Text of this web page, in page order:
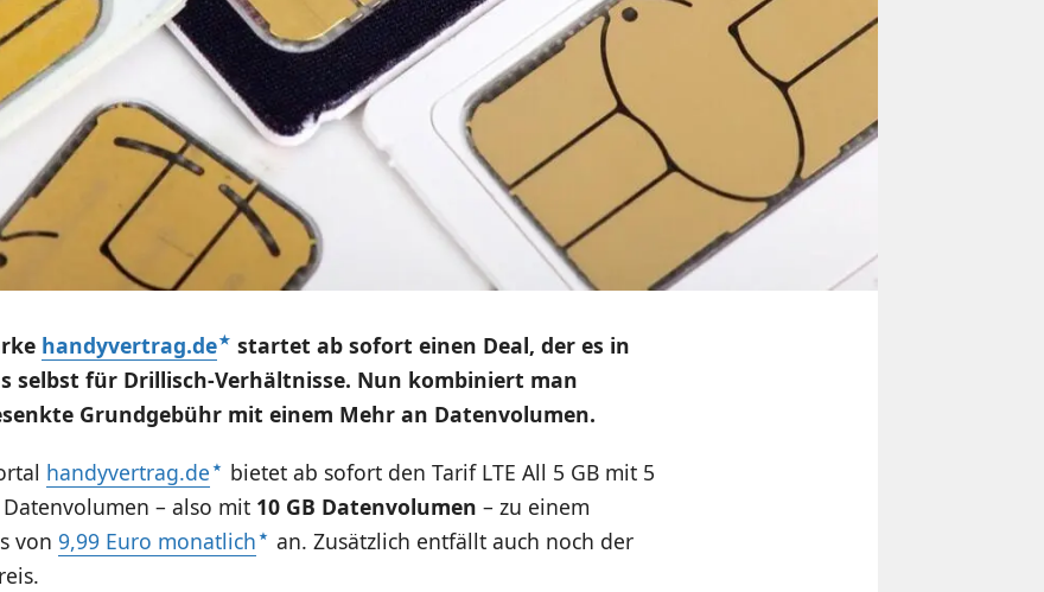
handyvertrag.de
startet ab sofort einen Deal, der es in
selbst für Drillisch-Verhältnisse. Nun kombiniert man
Grundgebühr mit einem Mehr an Datenvolumen.
handyvertrag.de
bietet ab sofort den Tarif LTE All 5 GB mit 5
Datenvolumen – also mit 10 GB Datenvolumen – zu einem
von 9,99 Euro monatlich
an. Zusätzlich entfällt auch noch der